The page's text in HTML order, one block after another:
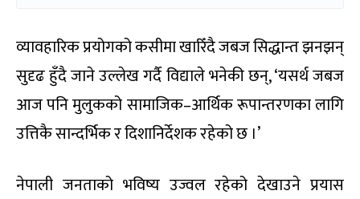
व्यावहारिक प्रयोगको कसीमा खारिँदै जबज सिद्धान्त झनझन्
सुदृढ हुँदै जाने उल्लेख गर्दै विद्याले भनेकी छन्, ‘यसर्थ जबज
आज पनि मुलुकको सामाजिक–आर्थिक रूपान्तरणका लागि
उत्तिकै सान्दर्भिक र दिशानिर्देशक रहेको छ ।’
नेपाली जनताको भविष्य उज्वल रहेको देखाउने प्रयास